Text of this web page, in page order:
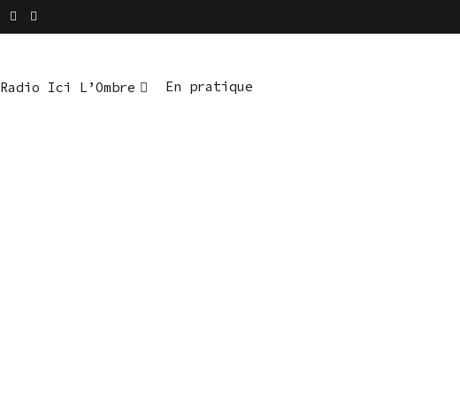
Radio Ici L’Ombre En pratique